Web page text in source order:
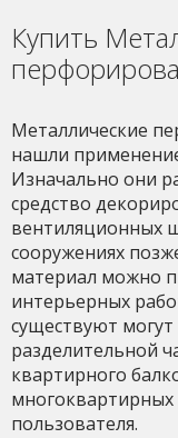
Купить
Металлические
нашли
Изначально они
средство
вентиляционных
сооружениях
материал можно
интерьерных
существуют
разделительной
квартирного
многоквартирных
пользователя.